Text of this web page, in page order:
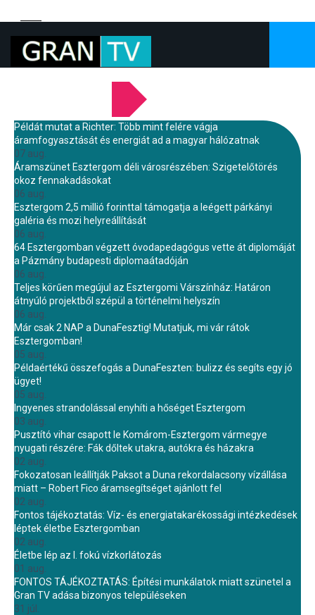
Példát mutat a Richter: Több mint felére vágja
áramfogyasztását és energiát ad a magyar hálózatnak
07 aug.
Áramszünet Esztergom déli városrészében: Szigetelőtörés
okoz fennakadásokat
06 aug.
Esztergom 2,5 millió forinttal támogatja a leégett párkányi
galéria és mozi helyreállítását
06 aug.
64 Esztergomban végzett óvodapedagógus vette át diplomáját
a Pázmány budapesti diplomaátadóján
06 aug.
Teljes körűen megújul az Esztergomi Várszínház: Határon
átnyúló projektből szépül a történelmi helyszín
06 aug.
Már csak 2 NAP a DunaFesztig! Mutatjuk, mi vár rátok
Esztergomban!
05 aug.
Példaértékű összefogás a DunaFeszten: bulizz és segíts egy jó
ügyet!
05 aug.
Ingyenes strandolással enyhíti a hőséget Esztergom
03 aug.
Pusztító vihar csapott le Komárom-Esztergom vármegye
nyugati részére: Fák dőltek utakra, autókra és házakra
02 aug.
Fokozatosan leállítják Paksot a Duna rekordalacsony vízállása
miatt – Robert Fico áramsegítséget ajánlott fel
02 aug.
Fontos tájékoztatás: Víz- és energiatakarékossági intézkedések
léptek életbe Esztergomban
02 aug.
Életbe lép az I. fokú vízkorlátozás
01 aug.
FONTOS TÁJÉKOZTATÁS: Építési munkálatok miatt szünetel a
Gran TV adása bizonyos településeken
31 júl.